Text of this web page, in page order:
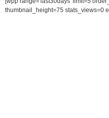
thumbnail_height=75 stats_views=0